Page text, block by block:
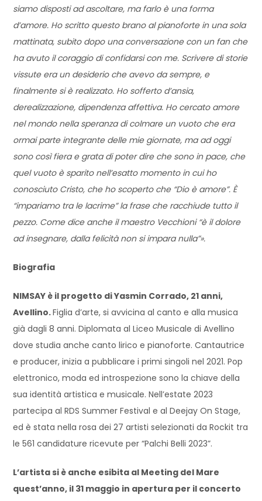
siamo disposti ad ascoltare, ma farlo è una forma
d’amore. Ho scritto questo brano al pianoforte in una sola
mattinata, subito dopo una conversazione con un fan che
ha avuto il coraggio di confidarsi con me. Scrivere di storie
vissute era un desiderio che avevo da sempre, e
finalmente si è realizzato. Ho sofferto d’ansia,
derealizzazione, dipendenza affettiva. Ho cercato amore
nel mondo nella speranza di colmare un vuoto che era
ormai parte integrante delle mie giornate, ma ad oggi
sono così fiera e grata di poter dire che sono in pace, che
quel vuoto è sparito nell’esatto momento in cui ho
conosciuto Cristo, che ho scoperto che “Dio è amore”. È
“impariamo tra le lacrime” la frase che racchiude tutto il
pezzo. Come dice anche il maestro Vecchioni “è il dolore
ad insegnare, dalla felicità non si impara nulla”».
Biografia
NIMSAY è il progetto di Yasmin Corrado, 21 anni,
Avellino.Figlia d’arte, si avvicina al canto e alla musica
già dagli 8 anni. Diplomata al Liceo Musicale di Avellino
dove studia anche canto lirico e pianoforte. Cantautrice
e producer, inizia a pubblicare i primi singoli nel 2021. Pop
elettronico, moda ed introspezione sono la chiave della
sua identità artistica e musicale. Nell’estate 2023
partecipa al RDS Summer Festival e al Deejay On Stage,
ed è stata nella rosa dei 27 artisti selezionati da Rockit tra
le 561 candidature ricevute per “Palchi Belli 2023”.
L’artista si è anche esibita al Meeting del Mare
quest’anno, il 31 maggio in apertura per il concerto